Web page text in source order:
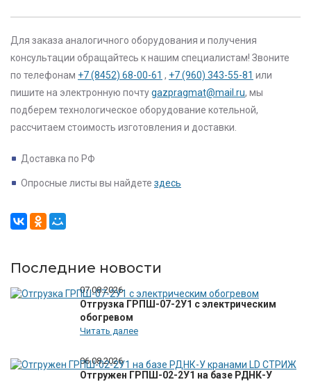
Для заказа аналогичного оборудования и получения
консультации обращайтесь к нашим специалистам! Звоните
по телефонам +7 (8452) 68-00-61 , +7 (960) 343-55-81 или
пишите на электронную почтуgazpragmat@mail.ru, мы
подберем технологическое оборудование котельной,
рассчитаем стоимость изготовления и доставки.
Доставка по РФ
Опросные листы вы найдете здесь
Последние новости
07.08.2026
Отгрузка ГРПШ-07-2У1 с электрическим
обогревом
Читать далее
06.08.2026
Отгружен ГРПШ-02-2У1 на базе РДНК-У